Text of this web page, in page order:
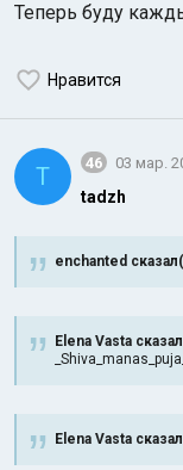
Теперь буду
Нравится
T 46 03 мар.
tadzh
enchanted
Elena Vasta
Elena Vasta